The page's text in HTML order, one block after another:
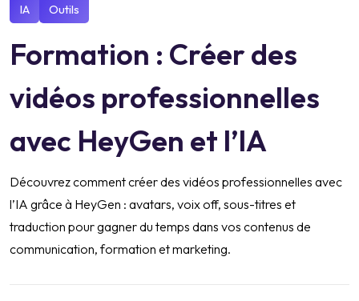
IA Outils
Formation : Créer des
vidéos professionnelles
avec HeyGen et l’IA
Découvrez comment créer des vidéos professionnelles avec
l’IA grâce à HeyGen : avatars, voix off, sous-titres et
traduction pour gagner du temps dans vos contenus de
communication, formation et marketing.